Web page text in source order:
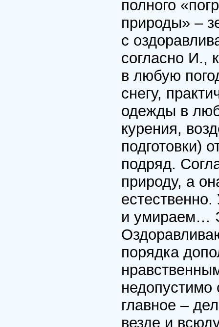
полного
природы» –
с
согласно И.,
в любую
снегу,
одежды в
курения,
подготовки)
подряд.
природу, а
и умираем…
порядка
главное –
везде и